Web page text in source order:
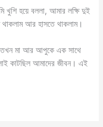
খুশি হয়ে বললা, আমার লক্ষি দুই
আর হাসতে থাকলাম।
তখন মা আর আপুকে এক সাথে
কাটছিল আমাদের জীবন। এই